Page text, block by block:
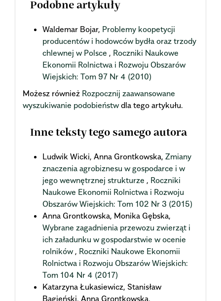
Podobne artykuły
Waldemar Bojar, Problemy koopetycji
producentów i hodowców bydła oraz trzody
chlewnej w Polsce , Roczniki Naukowe
Ekonomii Rolnictwa i Rozwoju Obszarów
Wiejskich: Tom 97 Nr 4 (2010)
Możesz również Rozpocznij zaawansowane
wyszukiwanie podobieństwdla tego artykułu.
Inne teksty tego samego autora
Ludwik Wicki, Anna Grontkowska, Zmiany
znaczenia agrobiznesu w gospodarce i w
jego wewnętrznej strukturze , Roczniki
Naukowe Ekonomii Rolnictwa i Rozwoju
Obszarów Wiejskich: Tom 102 Nr 3 (2015)
Anna Grontkowska, Monika Gębska,
Wybrane zagadnienia przewozu zwierząt i
ich załadunku w gospodarstwie w ocenie
rolników , Roczniki Naukowe Ekonomii
Rolnictwa i Rozwoju Obszarów Wiejskich:
Tom 104 Nr 4 (2017)
Katarzyna Łukasiewicz, Stanisław
Bagieński, Anna Grontkowska,